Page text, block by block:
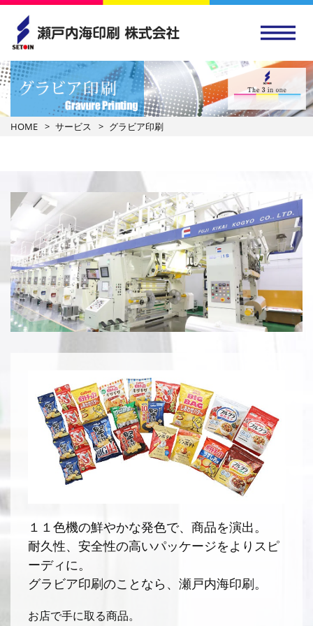
HOME サービス グラビア印刷
１１色機の鮮やかな発色で、商品を演出。
耐久性、安全性の高いパッケージをよりスピ
ーディに。
グラビア印刷のことなら、瀬戸内海印刷。
お店で手に取る商品。